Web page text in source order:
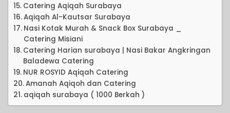
Catering Aqiqah Surabaya
Aqiqah Al-Kautsar Surabaya
Nasi Kotak Murah & Snack Box Surabaya _
Catering Misiani
Catering Harian surabaya | Nasi Bakar Angkringan
Baladewa Catering
NUR ROSYID Aqiqah Catering
Amanah Aqiqoh dan Catering
aqiqah surabaya ( 1000 Berkah )